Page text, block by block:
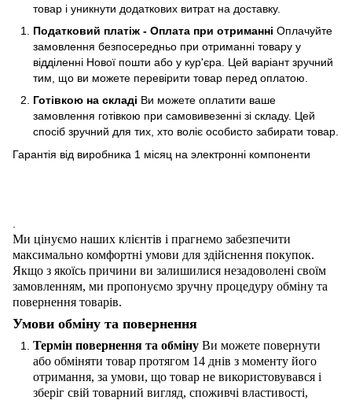
товар і уникнути додаткових витрат на доставку.
Податковий платіж - Оплата при отриманні Оплачуйте
замовлення безпосередньо при отриманні товару у
відділенні Нової пошти або у кур'єра. Цей варіант зручний
тим, що ви можете перевірити товар перед оплатою.
Готівкою на складі Ви можете оплатити ваше
замовлення готівкою при самовивезенні зі складу. Цей
спосіб зручний для тих, хто воліє особисто забирати товар.
Гарантія від виробника 1 місяц на электроннi компоненти
Ми цінуємо наших клієнтів і прагнемо забезпечити
максимально комфортні умови для здійснення покупок.
Якщо з якоїсь причини ви залишилися незадоволені своїм
замовленням, ми пропонуємо зручну процедуру обміну та
повернення товарів.
Умови обміну та повернення
Термін повернення та обміну Ви можете повернути
або обміняти товар протягом 14 днів з моменту його
отримання, за умови, що товар не використовувався і
зберіг свій товарний вигляд, споживчі властивості,